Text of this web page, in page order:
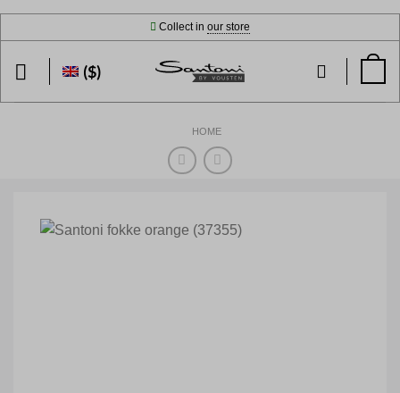
Skip
Collect in our store
($)
HOME